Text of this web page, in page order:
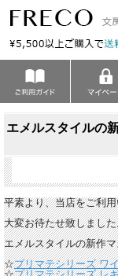
エメルスタイルの
平素より、当店をご利
大変お待たせ致しまし
エメルスタイルの新作
☆プリマテシリーズ ワ